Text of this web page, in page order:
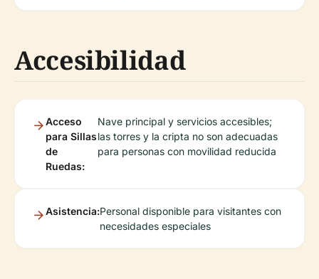
Accesibilidad
Acceso
para Sillas
de
Ruedas:
Nave principal y servicios accesibles;
las torres y la cripta no son adecuadas
para personas con movilidad reducida
Asistencia:Personal disponible para visitantes con
necesidades especiales